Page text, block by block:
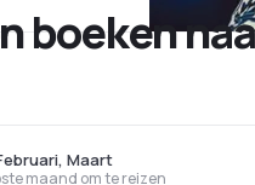
boeken
maand om te reizen
Maart